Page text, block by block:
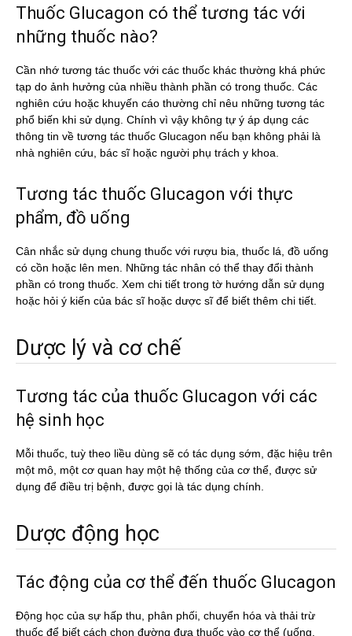
Thuốc Glucagon có thể tương tác với
những thuốc nào?
Cần nhớ tương tác thuốc với các thuốc khác thường khá phức
tạp do ảnh hưởng của nhiều thành phần có trong thuốc. Các
nghiên cứu hoặc khuyến cáo thường chỉ nêu những tương tác
phổ biến khi sử dụng. Chính vì vậy không tự ý áp dụng các
thông tin về tương tác thuốc Glucagon nếu bạn không phải là
nhà nghiên cứu, bác sĩ hoặc người phụ trách y khoa.
Tương tác thuốc Glucagon với thực
phẩm, đồ uống
Cân nhắc sử dụng chung thuốc với rượu bia, thuốc lá, đồ uống
có cồn hoặc lên men. Những tác nhân có thể thay đổi thành
phần có trong thuốc. Xem chi tiết trong tờ hướng dẫn sử dụng
hoặc hỏi ý kiến của bác sĩ hoặc dược sĩ để biết thêm chi tiết.
Dược lý và cơ chế
Tương tác của thuốc Glucagon với các
hệ sinh học
Mỗi thuốc, tuỳ theo liều dùng sẽ có tác dụng sớm, đặc hiệu trên
một mô, một cơ quan hay một hệ thống của cơ thể, được sử
dụng để điều trị bệnh, được gọi là tác dụng chính.
Dược động học
Tác động của cơ thể đến thuốc Glucagon
Động học của sự hấp thu, phân phối, chuyển hóa và thải trừ
thuốc để biết cách chọn đường đưa thuốc vào cơ thể (uống,